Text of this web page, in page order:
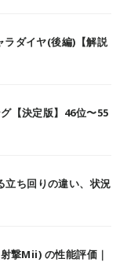
ダイヤ(後編)【解説
【決定版】46位〜55
立ち回りの違い、状況
撃Mii) の性能評価｜